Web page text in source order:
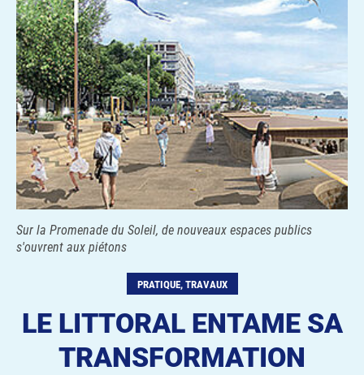
Sur la Promenade du Soleil, de nouveaux espaces publics
s'ouvrent aux piétons
PRATIQUE, TRAVAUX
LE LITTORAL ENTAME SA
TRANSFORMATION